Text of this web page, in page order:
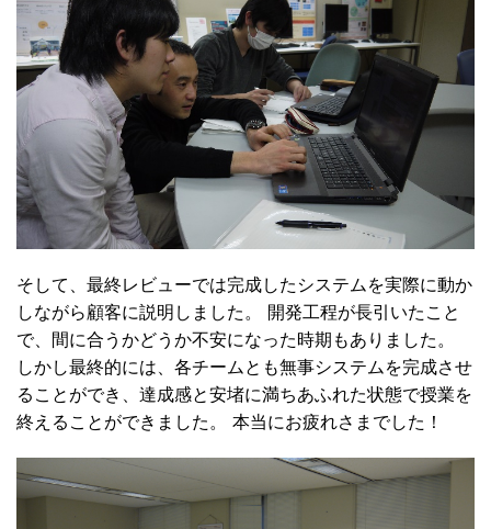
そして、最終レビューでは完成したシステムを実際に動か
しながら顧客に説明しました。 開発工程が長引いたこと
で、間に合うかどうか不安になった時期もありました。
しかし最終的には、各チームとも無事システムを完成させ
ることができ、達成感と安堵に満ちあふれた状態で授業を
終えることができました。 本当にお疲れさまでした！